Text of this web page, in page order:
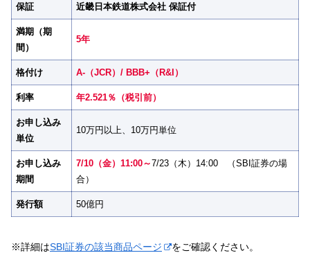
保証 近畿日本鉄道株式会社 保証付
満期（期
間）
5年
格付け A-（JCR）/ BBB+（R&I）
利率 年2.521％（税引前）
お申し込み
単位
10万円以上、10万円単位
お申し込み
期間
7/10（金）11:00～7/23（木）14:00 （SBI証券の場
合）
発行額 50億円
※詳細はSBI証券の該当商品ページ をご確認ください。